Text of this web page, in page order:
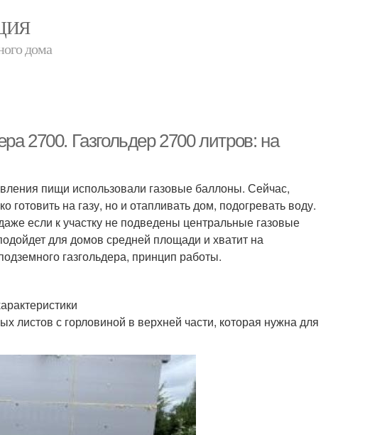
дома
2700. Газгольдер 2700 литров: на
пищи использовали газовые баллоны. Сейчас,
на газу, но и отапливать дом, подогревать воду.
если к участку не подведены центральные газовые
для домов средней площади и хватит на
газгольдера, принцип работы.
листов с горловиной в верхней части, которая нужна для